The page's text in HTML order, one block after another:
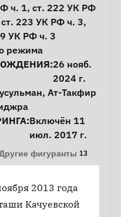
ч. 1, ст. 222 УК РФ
ст. 223 УК РФ ч. 3,
УК РФ ч. 3
режима
26 нояб.
2024 г.
, Ат-Такфир
Включён 11
июл. 2017 г.
фигуранты 13
2013 года
Качуевской